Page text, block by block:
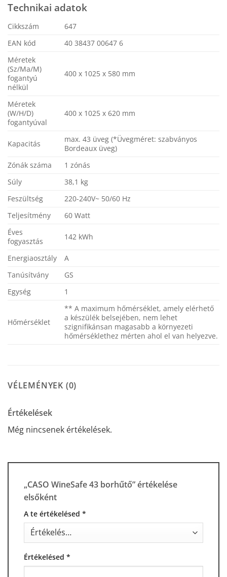
Technikai adatok
Cikkszám
647
EAN kód
40 38437 00647 6
Méretek
(Sz/Ma/M)
fogantyú
nélkül
400 x 1025 x 580 mm
Méretek
(W/H/D)
fogantyúval
400 x 1025 x 620 mm
Kapacitás
max. 43 üveg (*Üvegméret: szabványos
Bordeaux üveg)
Zónák száma
1 zónás
Súly
38,1 kg
Feszültség
220-240V~ 50/60 Hz
Teljesítmény
60 Watt
Éves
fogyasztás
142 kWh
Energiaosztály
A
Tanúsítvány
GS
Egység
1
Hőmérséklet
** A maximum hőmérséklet, amely elérhető
a készülék belsejében, nem lehet
szignifikánsan magasabb a környezeti
hőmérséklethez mérten ahol el van helyezve.
VÉLEMÉNYEK (0)
Értékelések
Még nincsenek értékelések.
„CASO WineSafe 43 borhűtő” értékelése
elsőként
A te értékelésed *
Értékelésed *